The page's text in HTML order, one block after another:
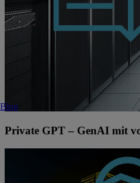
Blog
Private GPT – GenAI mit